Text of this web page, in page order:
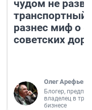
чудом не
транспортный
разнес миф о
советских
Олег Арефьев
Блогер,
владелец в
бизнесе